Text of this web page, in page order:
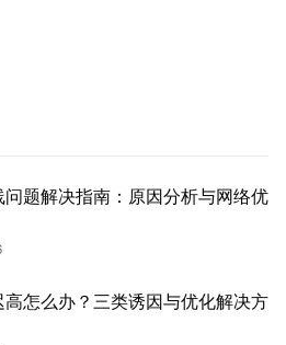
题解决指南：原因分析与网络优
怎么办？三类诱因与优化解决方